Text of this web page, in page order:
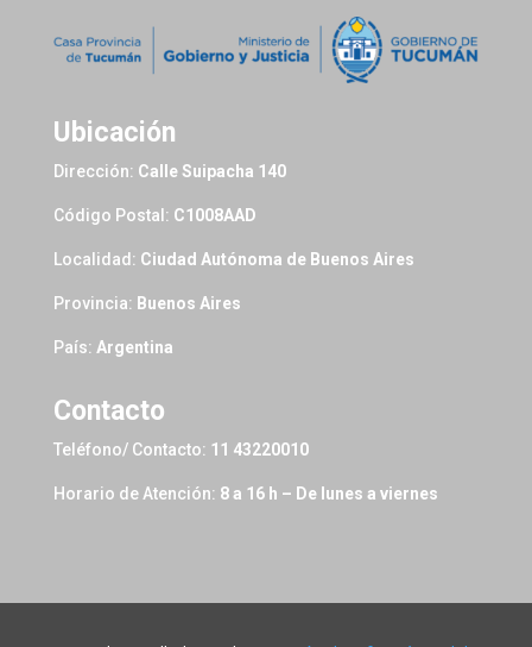
Ubicación
Dirección: Calle Suipacha 140
Código Postal: C1008AAD
Localidad: Ciudad Autónoma de Buenos Aires
Provincia: Buenos Aires
País: Argentina
Contacto
Teléfono/ Contacto: 11 43220010
Horario de Atención: 8 a 16 h – De lunes a viernes